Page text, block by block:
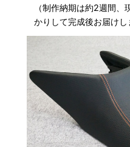
（制作納期は約2週間
かりして完成後お届けし